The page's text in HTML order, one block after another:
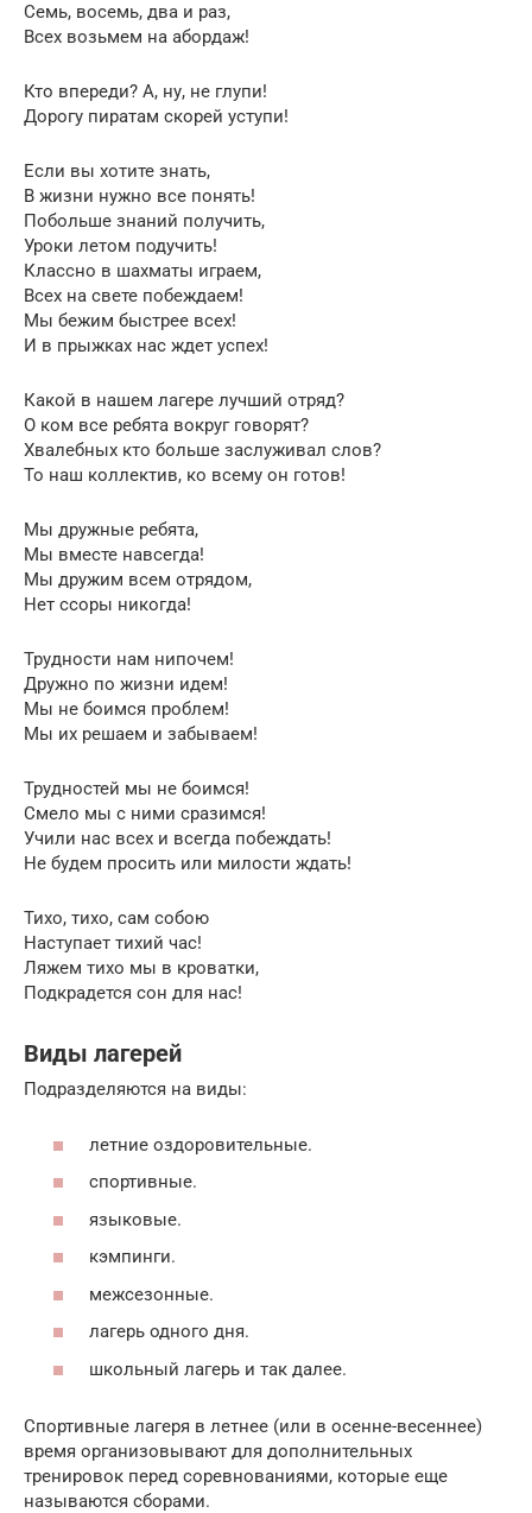
Семь, восемь, два и раз,
Всех возьмем на абордаж!
Кто впереди? А, ну, не глупи!
Дорогу пиратам скорей уступи!
Если вы хотите знать,
В жизни нужно все понять!
Побольше знаний получить,
Уроки летом подучить!
Классно в шахматы играем,
Всех на свете побеждаем!
Мы бежим быстрее всех!
И в прыжках нас ждет успех!
Какой в нашем лагере лучший отряд?
О ком все ребята вокруг говорят?
Хвалебных кто больше заслуживал слов?
То наш коллектив, ко всему он готов!
Мы дружные ребята,
Мы вместе навсегда!
Мы дружим всем отрядом,
Нет ссоры никогда!
Трудности нам нипочем!
Дружно по жизни идем!
Мы не боимся проблем!
Мы их решаем и забываем!
Трудностей мы не боимся!
Смело мы с ними сразимся!
Учили нас всех и всегда побеждать!
Не будем просить или милости ждать!
Тихо, тихо, сам собою
Наступает тихий час!
Ляжем тихо мы в кроватки,
Подкрадется сон для нас!
Виды лагерей
Подразделяются на виды:
летние оздоровительные.
спортивные.
языковые.
кэмпинги.
межсезонные.
лагерь одного дня.
школьный лагерь и так далее.
Спортивные лагеря в летнее (или в осенне-весеннее)
время организовывают для дополнительных
тренировок перед соревнованиями, которые еще
называются сборами.